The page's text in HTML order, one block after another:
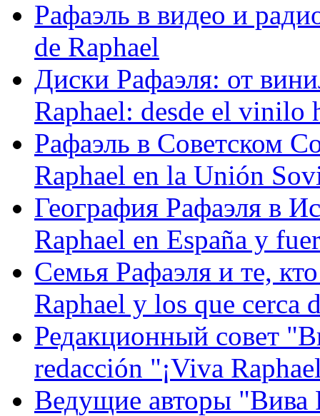
Рафаэль в видео и
de Raphael
Диски Рафаэля: от
Raphael: desde el vinilo
Рафаэль в Советском
Raphael en la Unión
География Рафаэля в
Raphael en España y
Семья Рафаэля и те,
Raphael y los que cerca
Редакционный совет
redacción "¡Viva
Ведущие авторы "Вива